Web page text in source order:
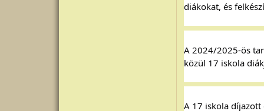
diákokat, és
A 2024/2025-ös
közül 17 iskola
A 17 iskola